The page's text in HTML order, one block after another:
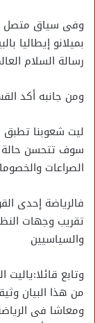
وفى سياق متصل
بميلانو إيطاليا
رسالة السلام
ومن جانبه أكد
ليت شعوبنا تطبق
سوف تتحسن حالة
الصراعات
فالرياضة إحدى
تقريب وجهات
والسياسيين
وتابع
من هذا البيان
ومعاشا فى